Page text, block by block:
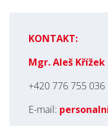
KONTAKT:
Mgr. Aleš Křížek
+420 776 755 036
E-mail: